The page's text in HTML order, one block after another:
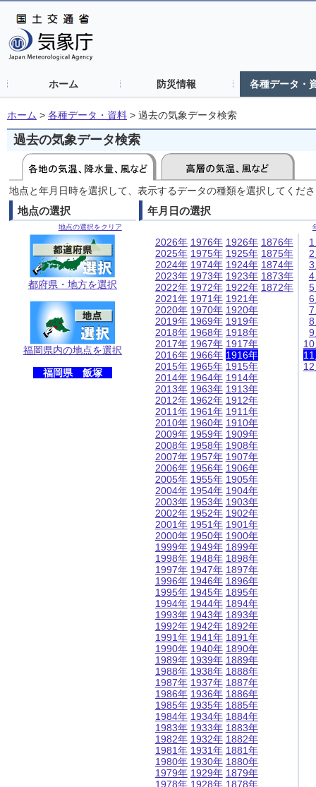
ホーム 防災情報 各種データ・
ホーム > 各種データ・資料 > 過去の気象データ検索
過去の気象データ検索
地点と年月日時を選択して、表示するデータの種類を選択してくだ
地点の選択
地点の選択をクリア
都府県・地方を選択
福岡県内の地点を選択
福岡県 飯塚
年月日の選択
2026年
2025年
2024年
2023年
2022年
2021年
2020年
2019年
2018年
2017年
2016年
2015年
2014年
2013年
2012年
2011年
2010年
2009年
2008年
2007年
2006年
2005年
2004年
2003年
2002年
2001年
2000年
1999年
1998年
1997年
1996年
1995年
1994年
1993年
1992年
1991年
1990年
1989年
1988年
1987年
1986年
1985年
1984年
1983年
1982年
1981年
1980年
1979年
1978年
1976年
1975年
1974年
1973年
1972年
1971年
1970年
1969年
1968年
1967年
1966年
1965年
1964年
1963年
1962年
1961年
1960年
1959年
1958年
1957年
1956年
1955年
1954年
1953年
1952年
1951年
1950年
1949年
1948年
1947年
1946年
1945年
1944年
1943年
1942年
1941年
1940年
1939年
1938年
1937年
1936年
1935年
1934年
1933年
1932年
1931年
1930年
1929年
1928年
1926年
1925年
1924年
1923年
1922年
1921年
1920年
1919年
1918年
1917年
1916年
1915年
1914年
1913年
1912年
1911年
1910年
1909年
1908年
1907年
1906年
1905年
1904年
1903年
1902年
1901年
1900年
1899年
1898年
1897年
1896年
1895年
1894年
1893年
1892年
1891年
1890年
1889年
1888年
1887年
1886年
1885年
1884年
1883年
1882年
1881年
1880年
1879年
1878年
1876年
1875年
1874年
1873年
1872年